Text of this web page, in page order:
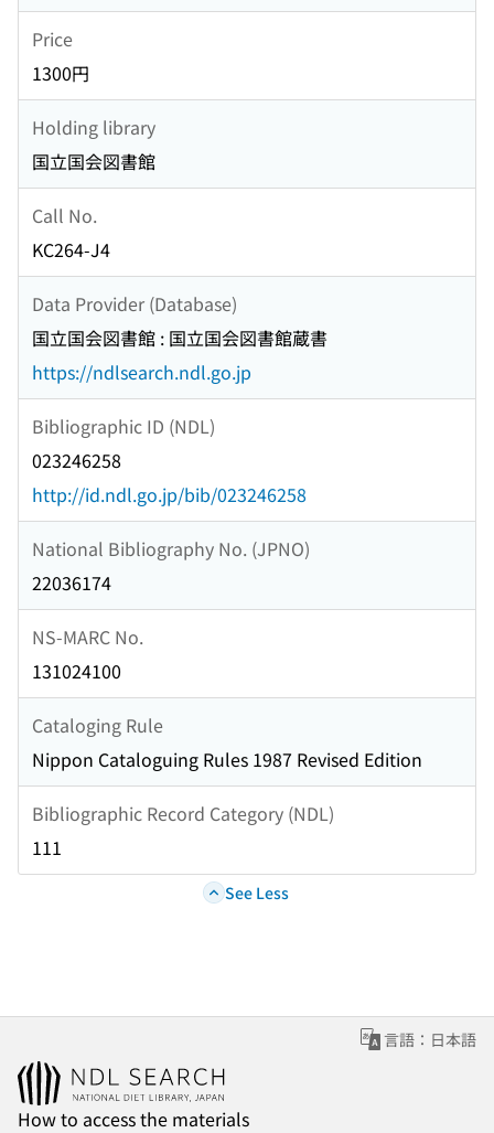
Price
1300円
Holding library
国立国会図書館
Call No.
KC264-J4
Data Provider (Database)
国立国会図書館 : 国立国会図書館蔵書
https://ndlsearch.ndl.go.jp
Bibliographic ID (NDL)
023246258
http://id.ndl.go.jp/bib/023246258
National Bibliography No. (JPNO)
22036174
NS-MARC No.
131024100
Cataloging Rule
Nippon Cataloguing Rules 1987 Revised Edition
Bibliographic Record Category (NDL)
111
See Less
言語：日本語
How to access the materials